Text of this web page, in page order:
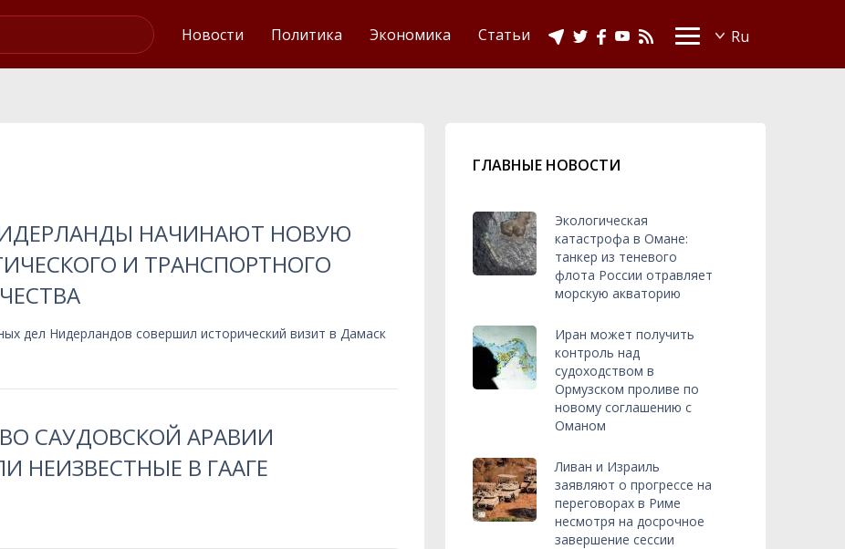
Новости Политика Экономика Статьи
НАЧИНАЮТ НОВУЮ
И ТРАНСПОРТНОГО
дел Нидерландов совершил исторический визит в Дамаск
САУДОВСКОЙ АРАВИИ
НЕИЗВЕСТНЫЕ В ГААГЕ
ГЛАВНЫЕ НОВОСТИ
Экологическая
катастрофа в Омане:
танкер из теневого
флота России отравляет
морскую акваторию
Иран может получить
контроль над
судоходством в
Ормузском проливе по
новому соглашению с
Оманом
Ливан и Израиль
заявляют о прогрессе на
переговорах в Риме
несмотря на досрочное
завершение сессии